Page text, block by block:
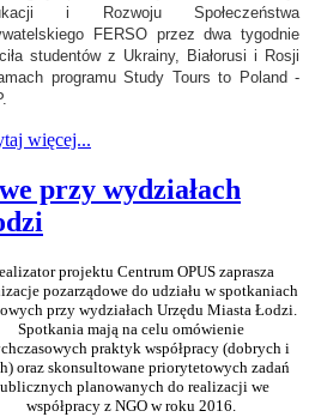
i Rozwoju Społeczeństwa
FERSO przez dwa tygodnie
studentów z Ukrainy, Białorusi i Rosji
programu Study Tours to Poland -
więcej...
przy wydziałach
projektu Centrum OPUS zaprasza
pozarządowe do udziału w spotkaniach
przy wydziałach Urzędu Miasta Łodzi.
Spotkania mają na celu omówienie
praktyk współpracy (dobrych i
oraz skonsultowane priorytetowych zadań
planowanych do realizacji we
współpracy z NGO w roku 2016.